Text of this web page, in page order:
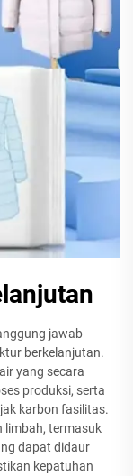
jawab
berkelanjutan.
yang secara
produksi, serta
karbon fasilitas.
limbah, termasuk
dapat didaur
kepatuhan